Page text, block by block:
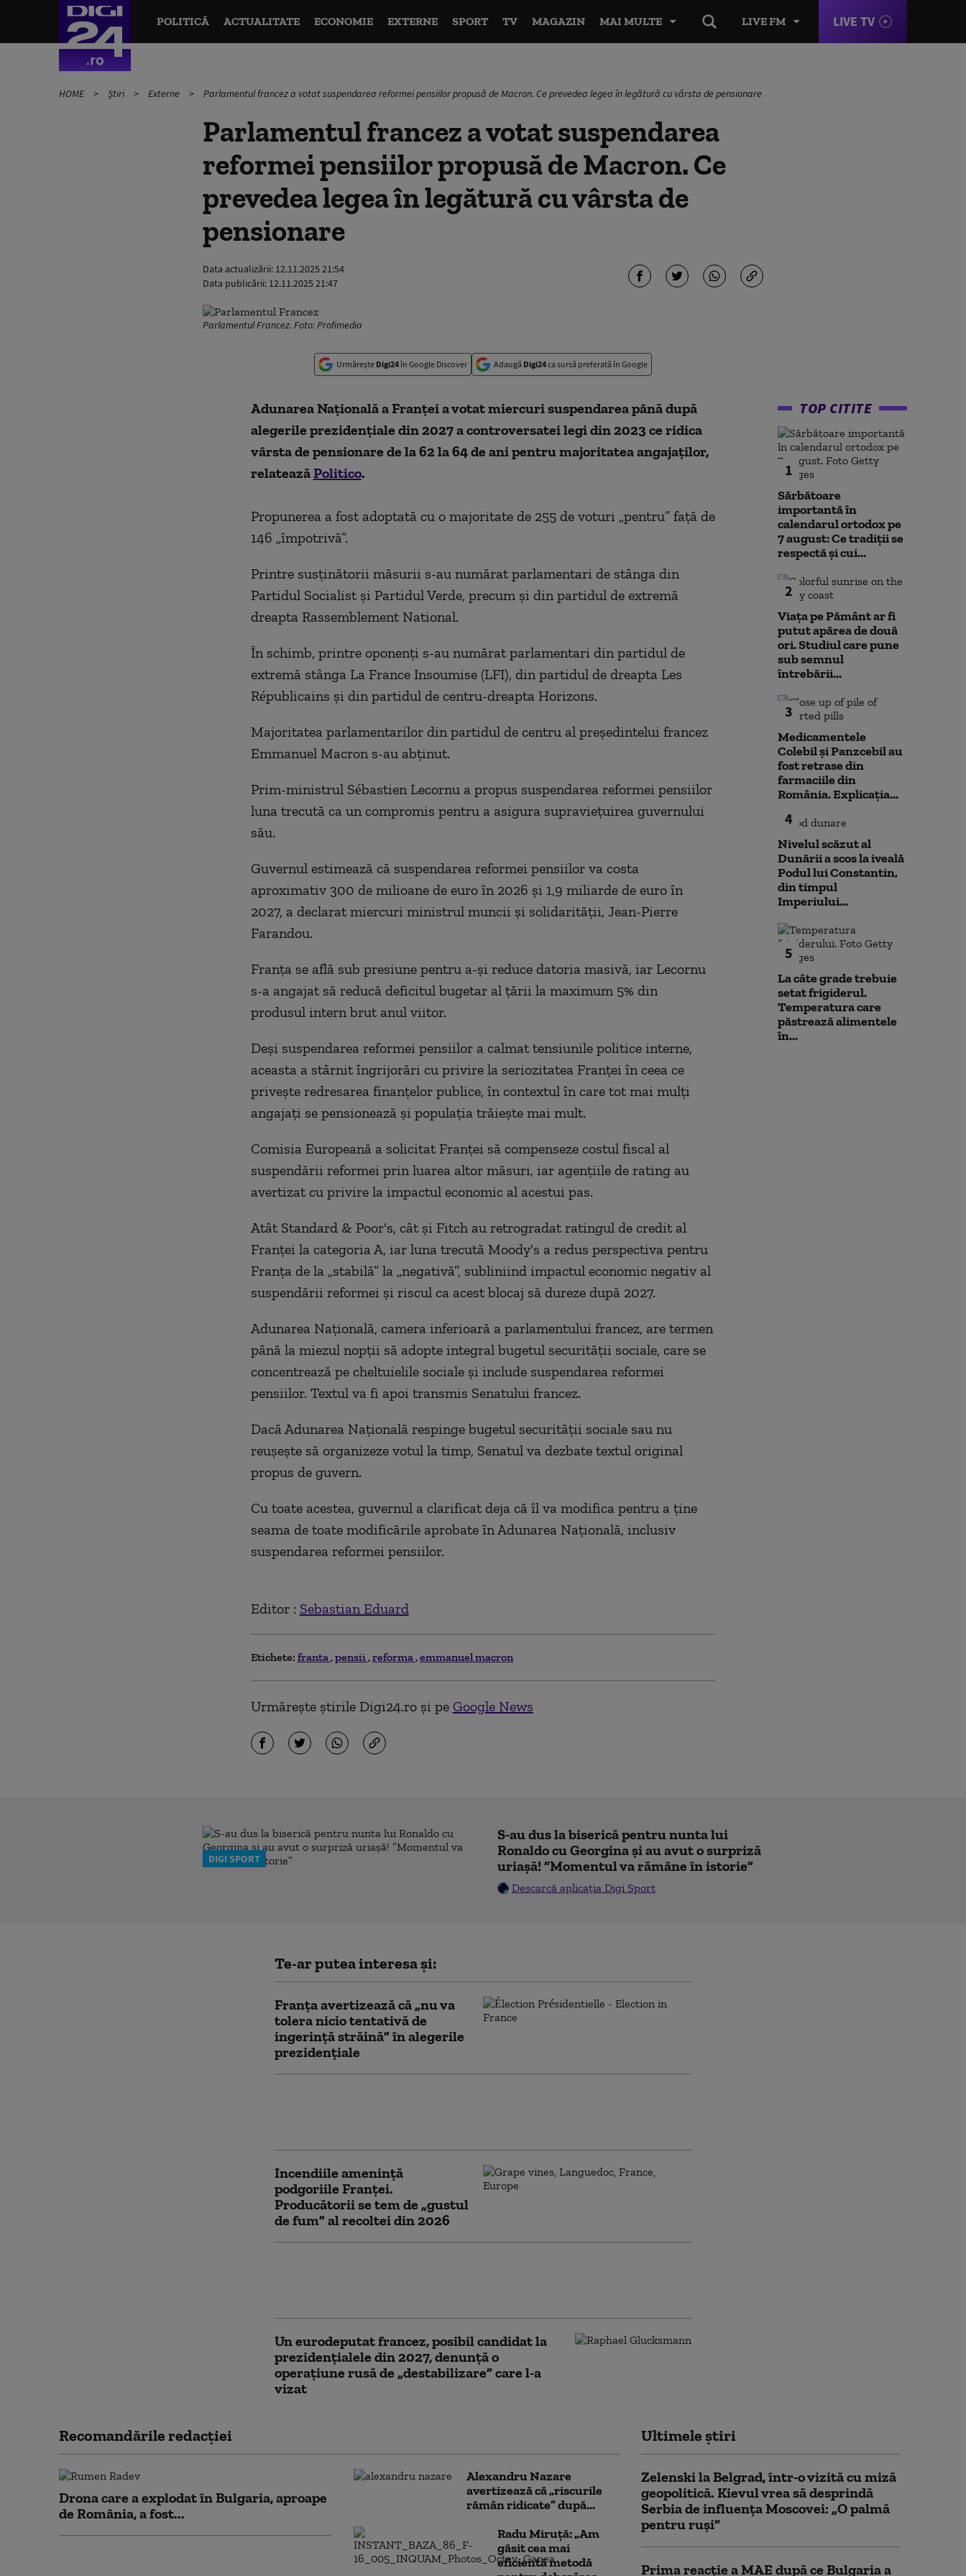
LIVE FM LIVE TV
POLITICĂ ACTUALITATE ECONOMIE EXTERNE SPORT TV MAGAZIN MAI MULTE
HOME Știri Externe Parlamentul francez a votat suspendarea reformei pensiilor propusă de Macron. Ce prevedea legea în legătură cu vârsta de pensionare
Parlamentul francez a votat suspendarea
reformei pensiilor propusă de Macron. Ce
prevedea legea în legătură cu vârsta de
pensionare
Data actualizării: 12.11.2025 21:54
Data publicării: 12.11.2025 21:47
Parlamentul Francez. Foto: Profimedia
Urmărește Digi24în Google Discover Adaugă Digi24ca sursă preferată în Google
Adunarea Naţională a Franţei a votat miercuri suspendarea până după
alegerile prezidenţiale din 2027 a controversatei legi din 2023 ce ridica
vârsta de pensionare de la 62 la 64 de ani pentru majoritatea angajaţilor,
relateazăPolitico.
Propunerea a fost adoptată cu o majoritate de 255 de voturi „pentru” faţă de
146 „împotrivă”.
Printre susţinătorii măsurii s-au numărat parlamentari de stânga din
Partidul Socialist şi Partidul Verde, precum şi din partidul de extremă
dreapta Rassemblement National.
În schimb, printre oponenţi s-au numărat parlamentari din partidul de
extremă stânga La France Insoumise (LFI), din partidul de dreapta Les
Républicains şi din partidul de centru-dreapta Horizons.
Majoritatea parlamentarilor din partidul de centru al preşedintelui francez
Emmanuel Macron s-au abţinut.
Prim-ministrul Sébastien Lecornu a propus suspendarea reformei pensiilor
luna trecută ca un compromis pentru a asigura supravieţuirea guvernului
său.
Guvernul estimează că suspendarea reformei pensiilor va costa
aproximativ 300 de milioane de euro în 2026 şi 1,9 miliarde de euro în
2027, a declarat miercuri ministrul muncii şi solidarităţii, Jean-Pierre
Farandou.
Franţa se află sub presiune pentru a-şi reduce datoria masivă, iar Lecornu
s-a angajat să reducă deficitul bugetar al ţării la maximum 5% din
produsul intern brut anul viitor.
Deşi suspendarea reformei pensiilor a calmat tensiunile politice interne,
aceasta a stârnit îngrijorări cu privire la seriozitatea Franţei în ceea ce
priveşte redresarea finanţelor publice, în contextul în care tot mai mulţi
angajaţi se pensionează şi populaţia trăieşte mai mult.
Comisia Europeană a solicitat Franţei să compenseze costul fiscal al
suspendării reformei prin luarea altor măsuri, iar agenţiile de rating au
avertizat cu privire la impactul economic al acestui pas.
Atât Standard & Poor's, cât şi Fitch au retrogradat ratingul de credit al
Franţei la categoria A, iar luna trecută Moody's a redus perspectiva pentru
Franţa de la „stabilă” la „negativă”, subliniind impactul economic negativ al
suspendării reformei şi riscul ca acest blocaj să dureze după 2027.
Adunarea Naţională, camera inferioară a parlamentului francez, are termen
până la miezul nopţii să adopte integral bugetul securităţii sociale, care se
concentrează pe cheltuielile sociale şi include suspendarea reformei
pensiilor. Textul va fi apoi transmis Senatului francez.
Dacă Adunarea Naţională respinge bugetul securităţii sociale sau nu
reuşeşte să organizeze votul la timp, Senatul va dezbate textul original
propus de guvern.
Cu toate acestea, guvernul a clarificat deja că îl va modifica pentru a ţine
seama de toate modificările aprobate în Adunarea Naţională, inclusiv
suspendarea reformei pensiilor.
Editor : Sebastian Eduard
Etichete: franta pensii reforma emmanuel macron
Urmărește știrile Digi24.ro și pe Google News
TOP CITITE
1
Sărbătoare
importantă în
calendarul ortodox pe
7 august: Ce tradiții se
respectă și cui...
2
Viața pe Pământ ar fi
putut apărea de două
ori. Studiul care pune
sub semnul
întrebării...
3
Medicamentele
Colebil și Panzcebil au
fost retrase din
farmaciile din
România. Explicația...
4
Nivelul scăzut al
Dunării a scos la iveală
Podul lui Constantin,
din timpul
Imperiului...
5
La câte grade trebuie
setat frigiderul.
Temperatura care
păstrează alimentele
în...
DIGI SPORT
S-au dus la biserică pentru nunta lui
Ronaldo cu Georgina și au avut o surpriză
uriașă! ”Momentul va rămâne în istorie”
Descarcă aplicația Digi Sport
Te-ar putea interesa și:
Franţa avertizează că „nu va
tolera nicio tentativă de
ingerinţă străină” în alegerile
prezidenţiale
Incendiile amenință
podgoriile Franței.
Producătorii se tem de „gustul
de fum” al recoltei din 2026
Un eurodeputat francez, posibil candidat la
prezidențialele din 2027, denunţă o
operaţiune rusă de „destabilizare” care l-a
vizat
Recomandările redacţiei
Drona care a explodat în Bulgaria, aproape
de România, a fost...
Alexandru Nazare
avertizează că „riscurile
rămân ridicate” după...
Radu Miruță: „Am
găsit cea mai
eficientă metodă
Ultimele știri
Zelenski la Belgrad, într-o vizită cu miză
geopolitică. Kievul vrea să desprindă
Serbia de influența Moscovei: „O palmă
pentru ruși”
Prima reacție a MAE după ce Bulgaria a